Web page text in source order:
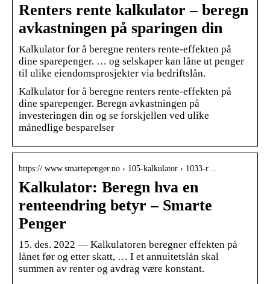
Renters rente kalkulator – beregn
avkastningen på sparingen din
Kalkulator for å beregne renters rente-effekten på
dine sparepenger. … og selskaper kan låne ut penger
til ulike eiendomsprosjekter via bedriftslån.
Kalkulator for å beregne renters rente-effekten på
dine sparepenger. Beregn avkastningen på
investeringen din og se forskjellen ved ulike
månedlige besparelser
https:// www.smartepenger.no › 105-kalkulator › 1033-r…
Kalkulator: Beregn hva en
renteendring betyr – Smarte
Penger
15. des. 2022 — Kalkulatoren beregner effekten på
lånet før og etter skatt, … I et annuitetslån skal
summen av renter og avdrag være konstant.